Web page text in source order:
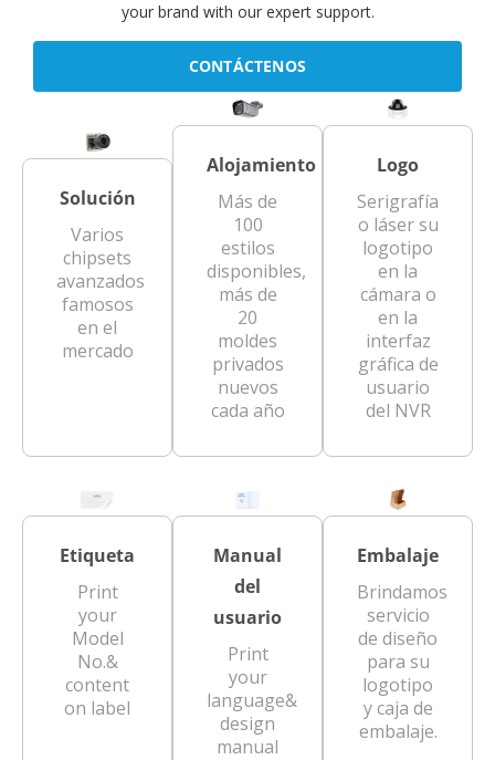
your brand with our expert support.
CONTÁCTENOS
Solución
Varios
chipsets
avanzados
famosos
en el
mercado
Alojamiento
Más de
100
estilos
disponibles,
más de
20
moldes
privados
nuevos
cada año
Logo
Serigrafía
o láser su
logotipo
en la
cámara o
en la
interfaz
gráfica de
usuario
del NVR
Etiqueta
Print
your
Model
No.&
content
on label
Manual
del
usuario
Print
your
language&
design
manual
Embalaje
Brindamos
servicio
de diseño
para su
logotipo
y caja de
embalaje.